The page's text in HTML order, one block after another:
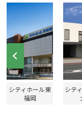
シティホール東
福岡
シテ
Prev